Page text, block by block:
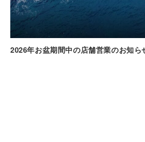
2026年お盆期間中の店舗営業のお知ら